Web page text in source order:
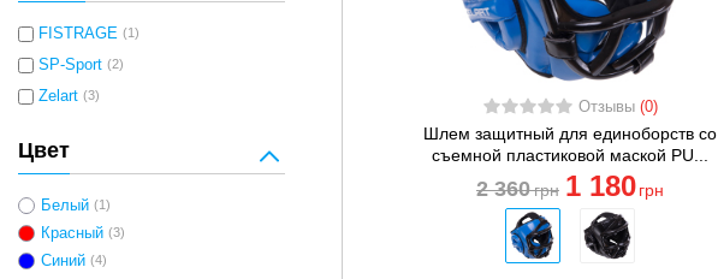
FISTRAGE (1)
SP-Sport (2)
Zelart (3)
Цвет
Белый (1)
Красный (3)
Синий (4)
Отзывы (0)
Шлем защитный для единоборств со
съемной пластиковой маской PU...
2 360грн 1 180 грн